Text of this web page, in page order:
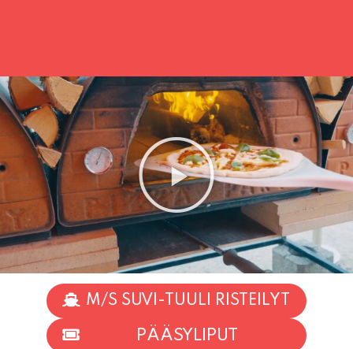
M/S SUVI-TUULI RISTEILYT
PÄÄSYLIPUT
KEIKKABUSSI